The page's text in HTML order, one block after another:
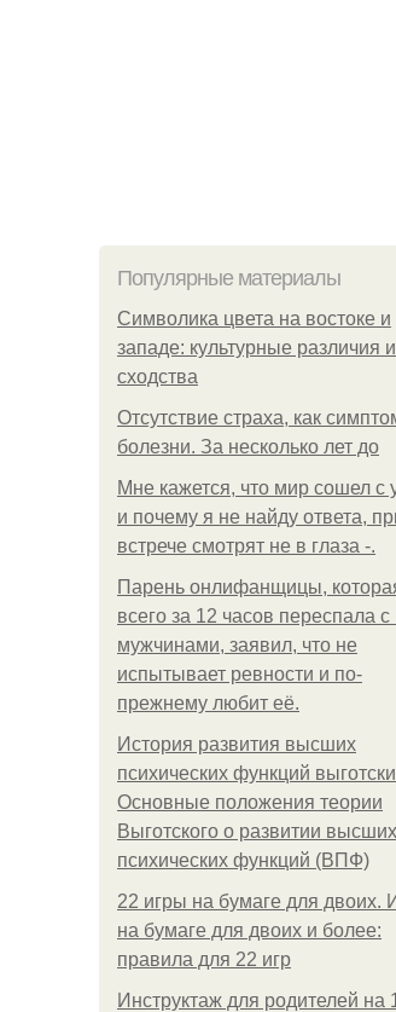
Популярные материалы
Символика цвета на востоке и
западе: культурные различия и
сходства
Отсутствие страха, как
болезни. За несколько лет до
Мне кажется, что мир сошел с
и почему я не найду ответа,
встрече смотрят не в глаза -.
Парень онлифанщицы,
всего за 12 часов переспала с
мужчинами, заявил, что не
испытывает ревности и по-
прежнему любит её.
История развития высших
психических функций
Основные положения теории
Выготского о развитии высших
психических функций (ВПФ)
22 игры на бумаге для двоих.
на бумаге для двоих и более:
правила для 22 игр
Инструктаж для родителей на